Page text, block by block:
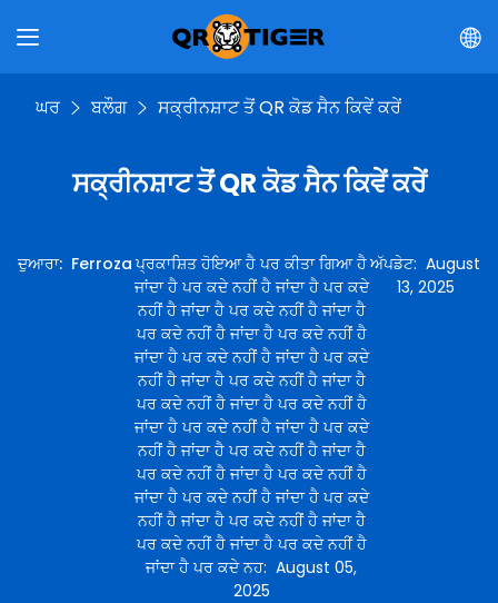
ਘਰ ਬਲੌਗ ਸਕ੍ਰੀਨਸ਼ਾਟ ਤੋਂ QR ਕੋਡ ਸੈਨ ਕਿਵੇਂ ਕਰੇਂ
ਸਕ੍ਰੀਨਸ਼ਾਟ ਤੋਂ QR ਕੋਡ ਸੈਨ ਕਿਵੇਂ ਕਰੇਂ
ਦੁਆਰਾ: Ferroza ਪ੍ਰਕਾਸ਼ਿਤ ਹੋਇਆ ਹੈ ਪਰ ਕੀਤਾ ਗਿਆ ਹੈ
ਜਾਂਦਾ ਹੈ ਪਰ ਕਦੇ ਨਹੀਂ ਹੈ ਜਾਂਦਾ ਹੈ ਪਰ ਕਦੇ
ਨਹੀਂ ਹੈ ਜਾਂਦਾ ਹੈ ਪਰ ਕਦੇ ਨਹੀਂ ਹੈ ਜਾਂਦਾ ਹੈ
ਪਰ ਕਦੇ ਨਹੀਂ ਹੈ ਜਾਂਦਾ ਹੈ ਪਰ ਕਦੇ ਨਹੀਂ ਹੈ
ਜਾਂਦਾ ਹੈ ਪਰ ਕਦੇ ਨਹੀਂ ਹੈ ਜਾਂਦਾ ਹੈ ਪਰ ਕਦੇ
ਨਹੀਂ ਹੈ ਜਾਂਦਾ ਹੈ ਪਰ ਕਦੇ ਨਹੀਂ ਹੈ ਜਾਂਦਾ ਹੈ
ਪਰ ਕਦੇ ਨਹੀਂ ਹੈ ਜਾਂਦਾ ਹੈ ਪਰ ਕਦੇ ਨਹੀਂ ਹੈ
ਜਾਂਦਾ ਹੈ ਪਰ ਕਦੇ ਨਹੀਂ ਹੈ ਜਾਂਦਾ ਹੈ ਪਰ ਕਦੇ
ਨਹੀਂ ਹੈ ਜਾਂਦਾ ਹੈ ਪਰ ਕਦੇ ਨਹੀਂ ਹੈ ਜਾਂਦਾ ਹੈ
ਪਰ ਕਦੇ ਨਹੀਂ ਹੈ ਜਾਂਦਾ ਹੈ ਪਰ ਕਦੇ ਨਹੀਂ ਹੈ
ਜਾਂਦਾ ਹੈ ਪਰ ਕਦੇ ਨਹੀਂ ਹੈ ਜਾਂਦਾ ਹੈ ਪਰ ਕਦੇ
ਨਹੀਂ ਹੈ ਜਾਂਦਾ ਹੈ ਪਰ ਕਦੇ ਨਹੀਂ ਹੈ ਜਾਂਦਾ ਹੈ
ਪਰ ਕਦੇ ਨਹੀਂ ਹੈ ਜਾਂਦਾ ਹੈ ਪਰ ਕਦੇ ਨਹੀਂ ਹੈ
ਜਾਂਦਾ ਹੈ ਪਰ ਕਦੇ ਨਹ: August 05,
2025
ਅੱਪਡੇਟ: August
13, 2025